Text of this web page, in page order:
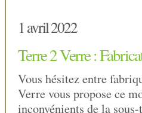
1 avril 2022
Terre 2 Verre :
Vous hésitez entre
Verre vous propose ce
inconvénients de la